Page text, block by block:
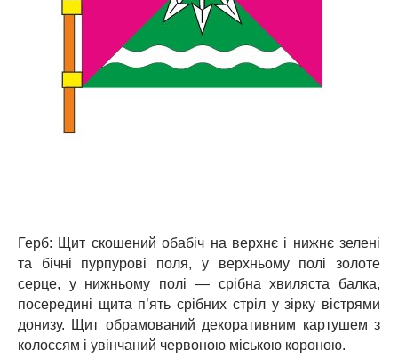
Герб: Щит скошений обабіч на верхнє і нижнє зелені
та бічні пурпурові поля, у верхньому полі золоте
серце, у нижньому полі — срібна хвиляста балка,
посередині щита п’ять срібних стріл у зірку вістрями
донизу. Щит обрамований декоративним картушем з
колоссям і увінчаний червоною міською короною.